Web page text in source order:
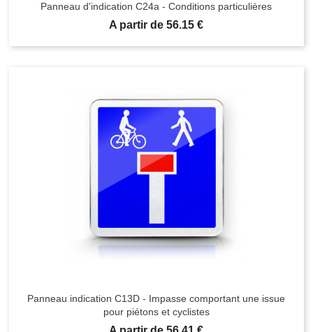
Panneau d'indication C24a - Conditions particulières
Prix
A partir de 56.15 €
Panneau indication C13D - Impasse comportant une issue
pour piétons et cyclistes